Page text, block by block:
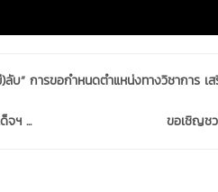
ลับ” การขอกำหนดตำแหน่งทางวิชาการ
จฯ ... ขอเชิญชว